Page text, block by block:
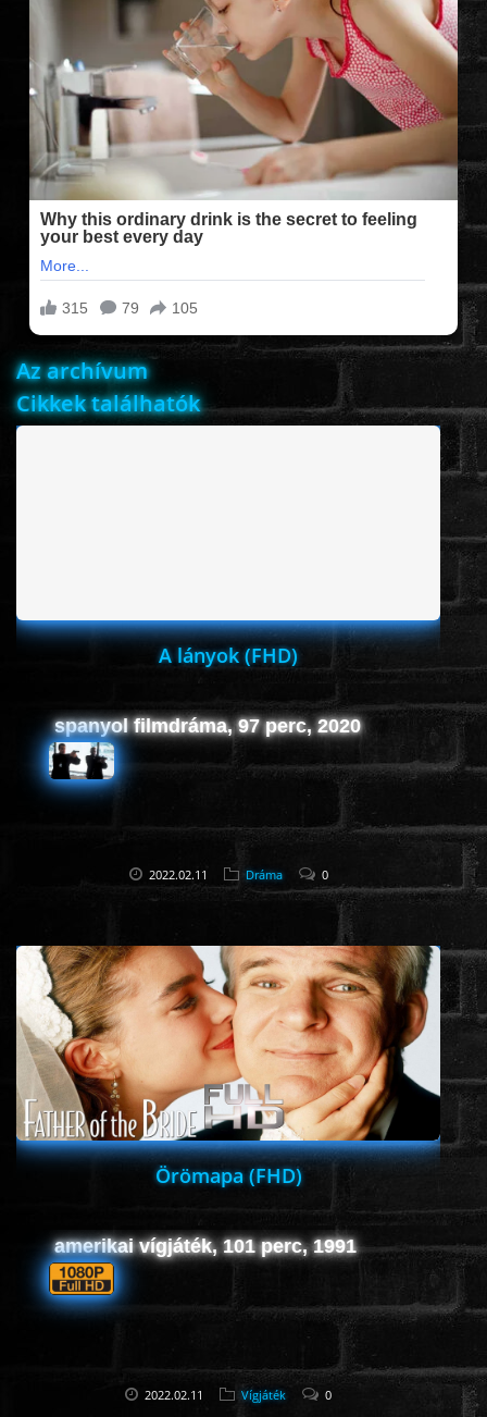
FILMEK (2025-ÖS)
FILMEK (2024-ES)
FILMEK (2023-AS)
FILMEK (2022-ES)
FELIRATOS FILMEK
AKCIÓ
ANIMÁCIÓS
KALAND
FANTASY
DRÁMA
ROMANTIKUS
HÁBORÚS
KATASZTRÓFA
CSALÁDI
WESTERN
Az archívum
Cikkek találhatók
A lányok (FHD)
spanyol filmdráma, 97 perc, 2020
2022.02.11 Dráma 0
Örömapa (FHD)
amerikai vígjáték, 101 perc, 1991
2022.02.11 Vígjáték 0